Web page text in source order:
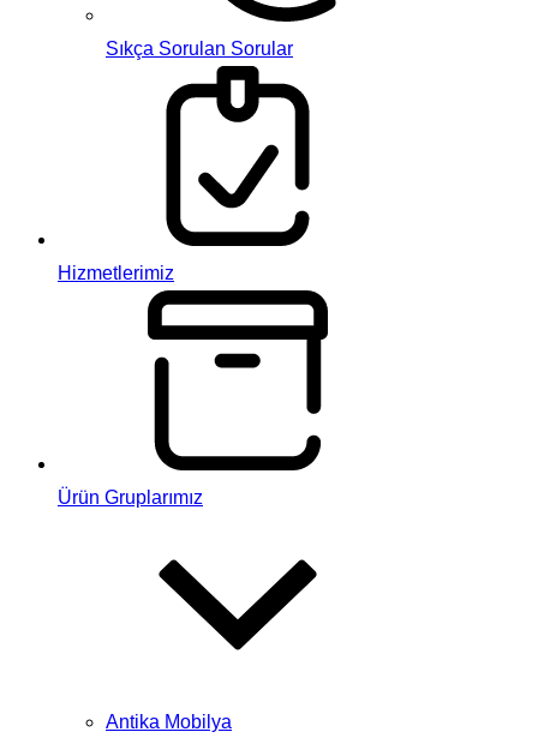
Sıkça Sorulan Sorular
Hizmetlerimiz
Ürün Gruplarımız
Antika Mobilya